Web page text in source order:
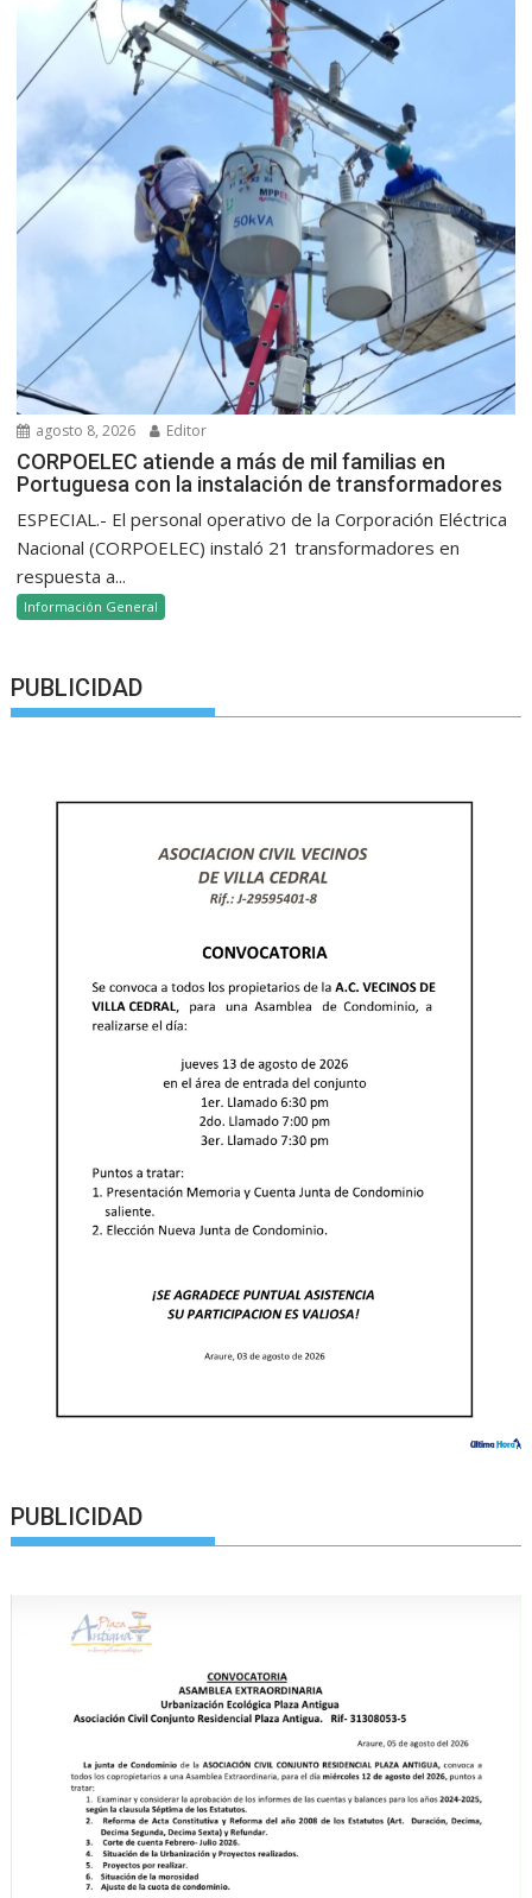
agosto 8, 2026 Editor
CORPOELEC atiende a más de mil familias en
Portuguesa con la instalación de transformadores
ESPECIAL.- El personal operativo de la Corporación Eléctrica
Nacional (CORPOELEC) instaló 21 transformadores en
respuesta a...
Información General
PUBLICIDAD
PUBLICIDAD